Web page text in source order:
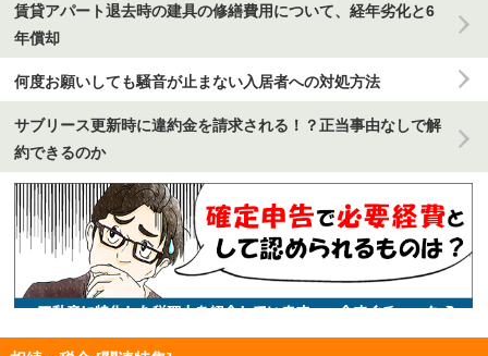
賃貸アパート退去時の建具の修繕費用について、経年劣化と6
年償却
何度お願いしても騒音が止まない入居者への対処方法
サブリース更新時に違約金を請求される！？正当事由なしで解
約できるのか